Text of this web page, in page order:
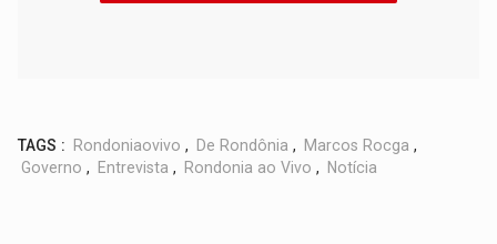
TAGS : Rondoniaovivo , De Rondônia , Marcos Rocga ,
Governo , Entrevista , Rondonia ao Vivo , Notícia